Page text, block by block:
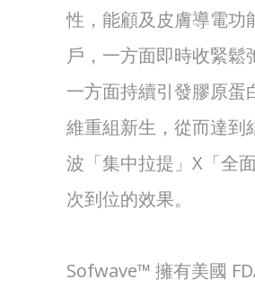
性，能顧及皮膚導電功
戶，一方面即時收緊鬆
一方面持續引發膠原蛋
維重組新生，從而達到
波「集中拉提」X「全
次到位的效果。
Sofwave™ 擁有美國